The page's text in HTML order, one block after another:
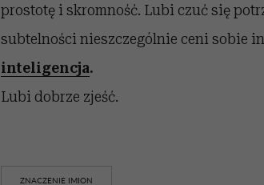
prostotę i skromność. Lubi czuć się
subtelności nieszczególnie ceni sobie
inteligencja.
Lubi dobrze zjeść.
ZNACZENIE IMION